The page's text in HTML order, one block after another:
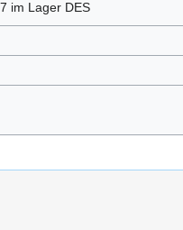
im Lager DES